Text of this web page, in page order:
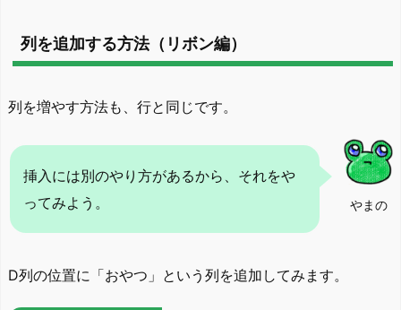
列を追加する方法（リボン編）
列を増やす方法も、行と同じです。
やまの
挿入には別のやり方があるから、それをや
ってみよう。
D列の位置に「おやつ」という列を追加してみます。